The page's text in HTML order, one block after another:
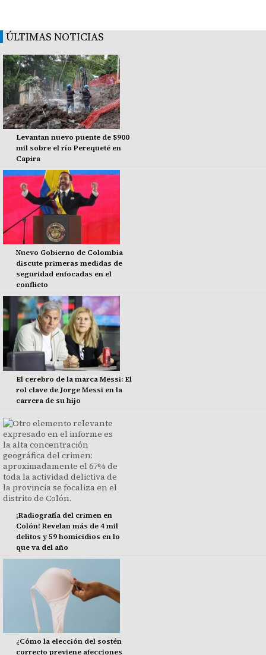
ÚLTIMAS NOTICIAS
Levantan nuevo puente de $900
mil sobre el río Perequeté en
Capira
Nuevo Gobierno de Colombia
discute primeras medidas de
seguridad enfocadas en el
conflicto
El cerebro de la marca Messi: El
rol clave de Jorge Messi en la
carrera de su hijo
¡Radiografía del crimen en
Colón! Revelan más de 4 mil
delitos y 59 homicidios en lo
que va del año
¿Cómo la elección del sostén
correcto previene afecciones